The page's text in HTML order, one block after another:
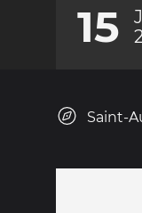
15
Saint-